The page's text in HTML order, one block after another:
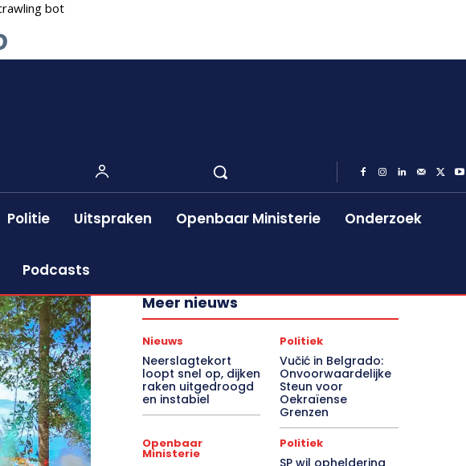
Politie Uitspraken Openbaar Ministerie Onderzoek
Podcasts
Meer nieuws
Nieuws
Neerslagtekort
loopt snel op, dijken
raken uitgedroogd
en instabiel
Politiek
Vučić in Belgrado:
Onvoorwaardelijke
Steun voor
Oekraïense
Grenzen
Openbaar
Ministerie
Politiek
SP wil opheldering